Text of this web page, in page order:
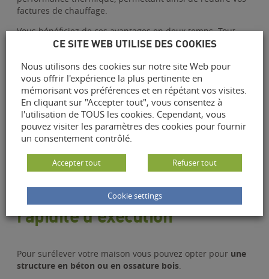
factures de chauffage.
Vous bénéficiez de ces avantages en deux temps. Tout
d’abord en utilisant quotidiennement vos nouveaux
atout important, dans le cas d’une revente de votre bien,
dont la valeur aura considérablement augmenté, même
plusieurs années après les travaux.
Vous pouvez également envisager deproposer vos
nouvelles pièces à la location ou d’y accueillir un parent
âgé que vous préférez savoir chez vous plutôt que dans
3-
Une surélévation pour la
rapidité d’exécution
Pour surélever votre maison vous pouvez opter pour une
structure en béton ou en ossature bois
CE SITE WEB UTILISE DES COOKIES
Nous utilisons des cookies sur notre site Web pour
vous offrir l'expérience la plus pertinente en
mémorisant vos préférences et en répétant vos visites.
En cliquant sur "Accepter tout", vous consentez à
l'utilisation de TOUS les cookies. Cependant, vous
pouvez visiter les paramètres des cookies pour fournir
un consentement contrôlé.
Accepter tout Refuser tout
Cookie settings